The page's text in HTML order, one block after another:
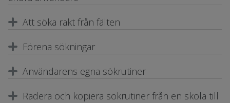
Att söka rakt från fälten
Förena sökningar
Användarens egna sökrutiner
Radera och kopiera sökrutiner från en skola till